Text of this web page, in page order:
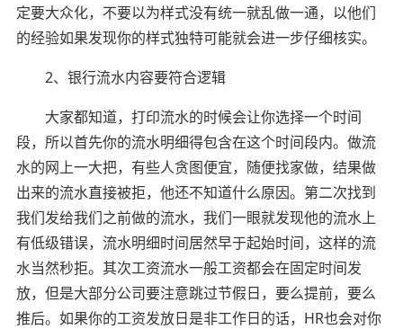
定要大众化，不要以为样式没有统一就乱做一通，以他们
的经验如果发现你的样式独特可能就会进一步仔细核实。
2、银行流水内容要符合逻辑
大家都知道，打印流水的时候会让你选择一个时间
段，所以首先你的流水明细得包含在这个时间段内。做流
水的网上一大把，有些人贪图便宜，随便找家做，结果做
出来的流水直接被拒，他还不知道什么原因。第二次找到
我们发给我们之前做的流水，我们一眼就发现他的流水上
有低级错误，流水明细时间居然早于起始时间，这样的流
水当然秒拒。其次工资流水一般工资都会在固定时间发
放，但是大部分公司要注意跳过节假日，要么提前，要么
推后。如果你的工资发放日是非工作日的话，HR也会对你